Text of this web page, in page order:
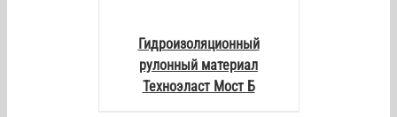
Гидроизоляционный
рулонный материал
Техноэласт Мост Б